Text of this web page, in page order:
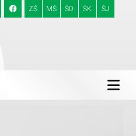
ZŠ MŠ ŠD ŠK ŠJ